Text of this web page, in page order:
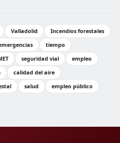
Valladolid
Incendios forestales
tiempo
seguridad vial
empleo
calidad del aire
salud
empleo público